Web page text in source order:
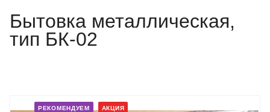
Бытовка металлическая,
тип БК-02
РЕКОМЕНДУЕМ АКЦИЯ